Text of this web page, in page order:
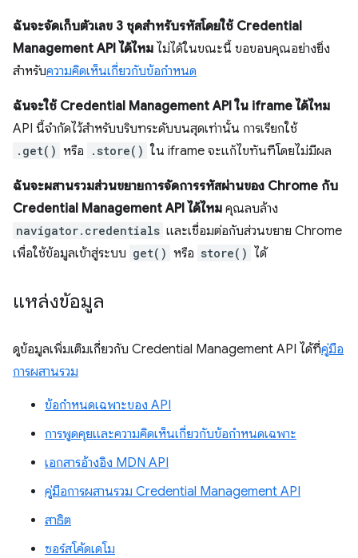
ฉันจะจัดเก็บตัวเลข 3 ชุดสําหรับรหัสโดยใช้ Credential
Management API ได้ไหม ไม่ได้ในขณะนี้ ขอขอบคุณอย่างยิ่ง
สำหรับความคิดเห็นเกี่ยวกับข้อกำหนด
ฉันจะใช้ Credential Management API ใน iframe ได้ไหม
API นี้จํากัดไว้สําหรับบริบทระดับบนสุดเท่านั้น การเรียกใช้
.get() หรือ .store() ใน iframe จะแก้ไขทันทีโดยไม่มีผล
ฉันจะผสานรวมส่วนขยายการจัดการรหัสผ่านของ Chrome กับ
Credential Management API ได้ไหม คุณลบล้าง
navigator.credentials และเชื่อมต่อกับส่วนขยาย Chrome
เพื่อใช้ข้อมูลเข้าสู่ระบบ get() หรือ store() ได้
แหล่งข้อมูล
ดูข้อมูลเพิ่มเติมเกี่ยวกับ Credential Management API ได้ที่คู่มือ
การผสานรวม
ข้อกําหนดเฉพาะของ API
การพูดคุยและความคิดเห็นเกี่ยวกับข้อกำหนดเฉพาะ
เอกสารอ้างอิง MDN API
คู่มือการผสานรวม Credential Management API
สาธิต
ซอร์สโค้ดเดโม